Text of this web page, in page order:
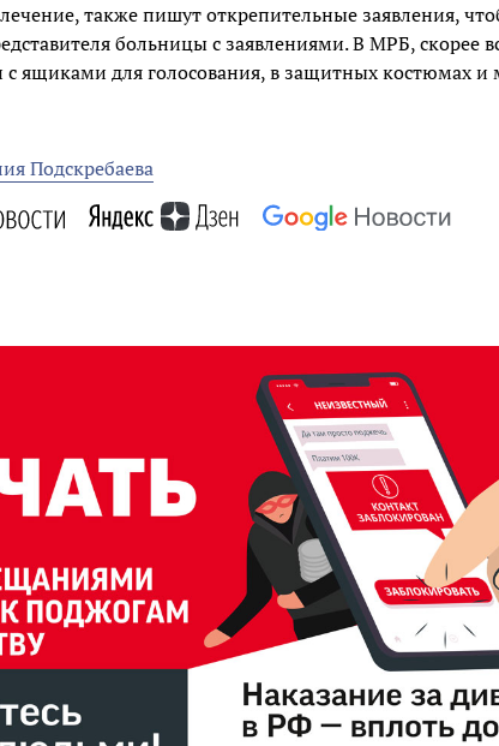
также пишут открепительные заявления,
больницы с заявлениями. В МРБ, скорее
с ящиками для голосования, в защитных костюмах и
Подскребаева